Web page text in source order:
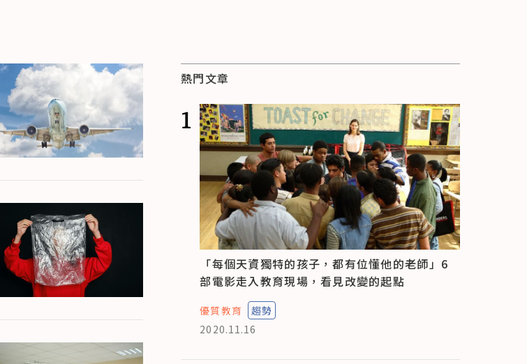
熱門文章
1
「每個天資獨特的孩子，都有位懂他的老師」6
部電影走入教育現場，看見改變的起點
優質教育
趨勢
2020.11.16